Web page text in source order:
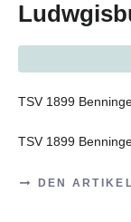
TSV 1899
TSV 1899
DEN